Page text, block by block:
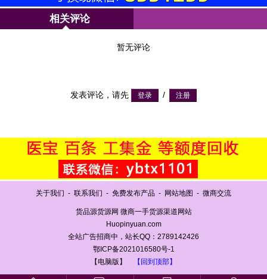
相关评论
暂无评论
发表评论，请先 /
关于我们 - 联系我们 - 免费发布产品 - 网站地图 - 微商交流
货品源货源网 微商一手货源渠道网站
Huopinyuan.com
全站广告招商中，站长QQ：2789142426
鄂ICP备2021016580号-1
【电脑版】
【回到顶部】